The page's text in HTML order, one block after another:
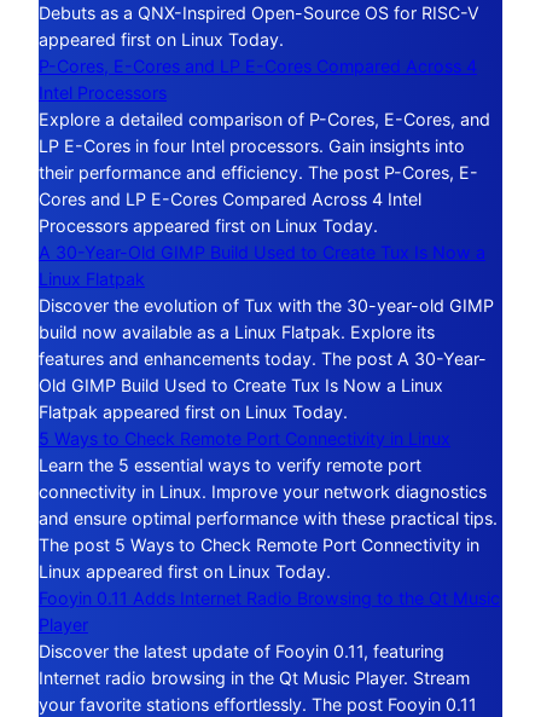
Debuts as a QNX-Inspired Open-Source OS for RISC-V
appeared first on Linux Today.
P-Cores, E-Cores and LP E-Cores Compared Across 4
Intel Processors
Explore a detailed comparison of P-Cores, E-Cores, and
LP E-Cores in four Intel processors. Gain insights into
their performance and efficiency. The post P-Cores, E-
Cores and LP E-Cores Compared Across 4 Intel
Processors appeared first on Linux Today.
A 30-Year-Old GIMP Build Used to Create Tux Is Now a
Linux Flatpak
Discover the evolution of Tux with the 30-year-old GIMP
build now available as a Linux Flatpak. Explore its
features and enhancements today. The post A 30-Year-
Old GIMP Build Used to Create Tux Is Now a Linux
Flatpak appeared first on Linux Today.
5 Ways to Check Remote Port Connectivity in Linux
Learn the 5 essential ways to verify remote port
connectivity in Linux. Improve your network diagnostics
and ensure optimal performance with these practical tips.
The post 5 Ways to Check Remote Port Connectivity in
Linux appeared first on Linux Today.
Fooyin 0.11 Adds Internet Radio Browsing to the Qt Music
Player
Discover the latest update of Fooyin 0.11, featuring
Internet radio browsing in the Qt Music Player. Stream
your favorite stations effortlessly. The post Fooyin 0.11